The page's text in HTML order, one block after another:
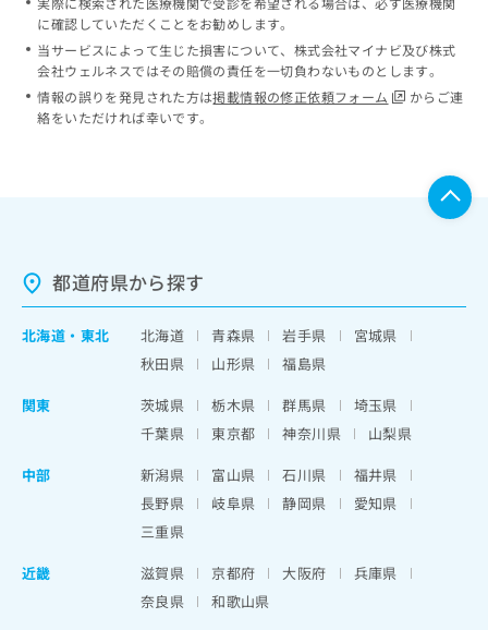
に確認していただくことをお勧めします。
当サービスによって生じた損害について、株式会社マイナビ及び株式
会社ウェルネスではその賠償の責任を一切負わないものとします。
情報の誤りを発見された方は掲載情報の修正依頼フォーム
からご連
絡をいただければ幸いです。
都道府県から探す
北海道 ・ 東北 北海道 青森県 岩手県
宮城県
秋田県
山形県
福島県
関東
茨城県 栃木県 群馬県
埼玉県
千葉県
東京都 神奈川県
山梨県
中部
新潟県 富山県 石川県
福井県
長野県
岐阜県 静岡県
愛知県
三重県
近畿
滋賀県 京都府 大阪府
兵庫県
奈良県
和歌山県